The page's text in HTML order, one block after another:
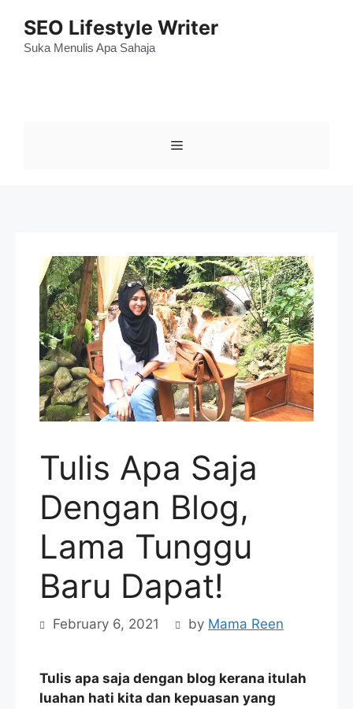
content
SEO Lifestyle Writer
Suka Menulis Apa Sahaja
Menu
Tulis Apa Saja
Dengan Blog,
Lama Tunggu
Baru Dapat!
February 6, 2021 by Mama Reen
Tulis apa saja dengan blog kerana itulah
luahan hati kita dan kepuasan yang